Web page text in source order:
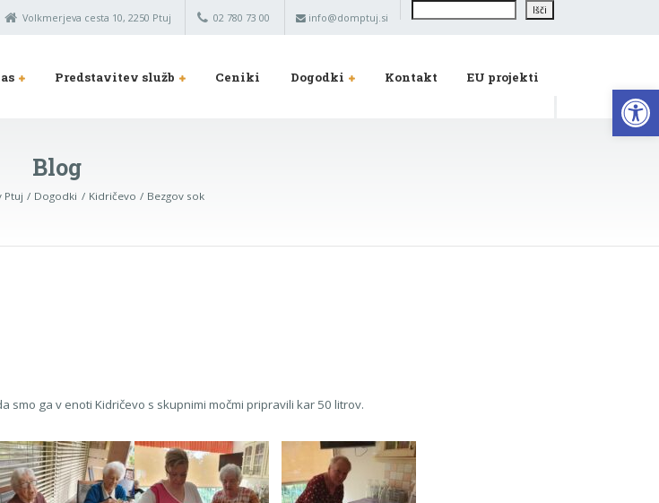
Volkmerjeva cesta 10, 2250 Ptuj 02 780 73 00 info@domptuj.si
Išči
Predstavitev služb Ceniki Dogodki Kontakt EU projekti
Blog
Ptuj Dogodki Kidričevo Bezgov sok
ga v enoti Kidričevo s skupnimi močmi pripravili kar 50 litrov.